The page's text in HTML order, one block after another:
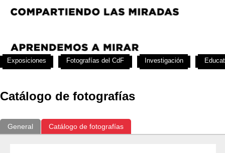
Catálogo de fotografías
General Catálogo de fotografías
Exposiciones Fotografías del CdF Investigación